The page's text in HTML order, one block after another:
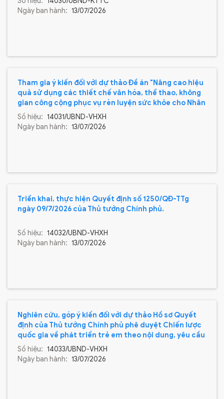
Ngày ban hành: 13/07/2026
Tham gia ý kiến đối với dự thảo Đề án "Nâng cao hiệu
quả sử dụng các thiết chế văn hóa, thể thao, không
gian công cộng phục vụ rèn luyện sức khỏe cho Nhân
dân; đẩy mạnh phong trào toàn dân chủ động chăm
sóc sức khỏe, xây dựng văn hóa sức khỏe trong Nhân
dân"
Số hiệu: 14031/UBND-VHXH
Ngày ban hành: 13/07/2026
Triển khai, thực hiện Quyết định số 1250/QĐ-TTg
ngày 09/7/2026 của Thủ tướng Chính phủ.
Số hiệu: 14032/UBND-VHXH
Ngày ban hành: 13/07/2026
Nghiên cứu, góp ý kiến đối với dự thảo Hồ sơ Quyết
định của Thủ tướng Chính phủ phê duyệt Chiến lược
quốc gia về phát triển trẻ em theo nội dung, yêu cầu
của Bộ Y tế tại Công văn số 5102/BYT-BMTE ngày
09/7/2026
Số hiệu: 14033/UBND-VHXH
Ngày ban hành: 13/07/2026